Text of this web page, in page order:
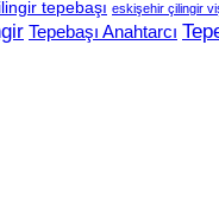
tepebaşı eskişehir çilingir
Tepebaşı Anahtarcı